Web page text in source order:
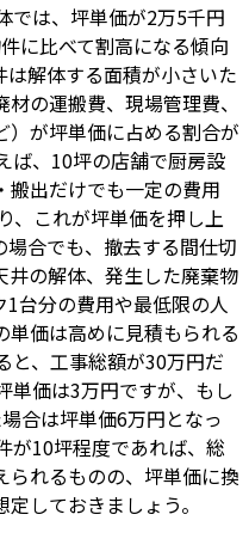
では、坪単価が2万5千円
に比べて割高になる傾向
解体する面積が小さいた
の運搬費、現場管理費、
が坪単価に占める割合が
ば、10坪の店舗で厨房設
搬出だけでも一定の費用
、これが坪単価を押し上
合でも、撤去する間仕切
井の解体、発生した廃棄物
台分の費用や最低限の人
価は高めに見積もられる
と、工事総額が30万円だ
単価は3万円ですが、もし
合は坪単価6万円となっ
が10坪程度であれば、総
れるものの、坪単価に換
しておきましょう。